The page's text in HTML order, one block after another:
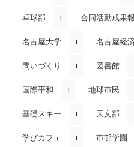
卓球部 1 合同活動成果
名古屋大学 1 名古屋経
問いづくり 1 図書館
国際平和 1 地球市民
基礎スキー 1 天文部
学びカフェ 1 市邨学園